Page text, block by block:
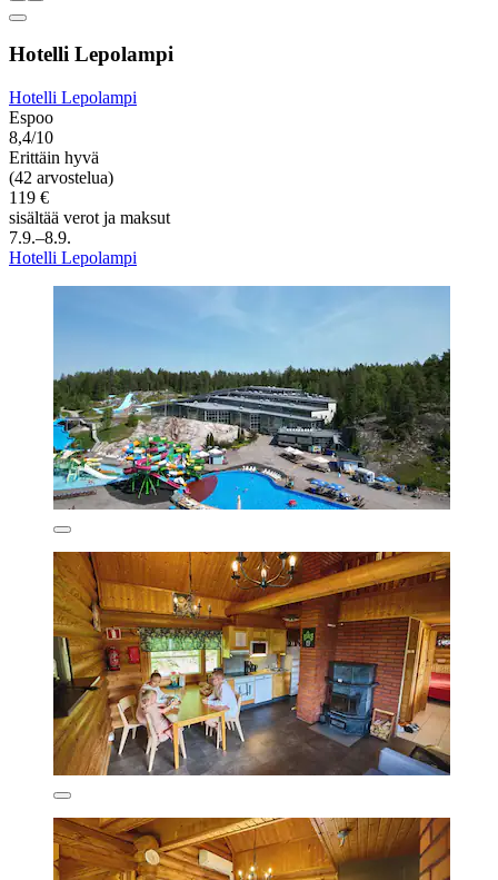
Hotelli Lepolampi
Hotelli Lepolampi
Espoo
8,4/10
Erittäin hyvä
(42 arvostelua)
119 €
sisältää verot ja maksut
7.9.–8.9.
Hotelli Lepolampi